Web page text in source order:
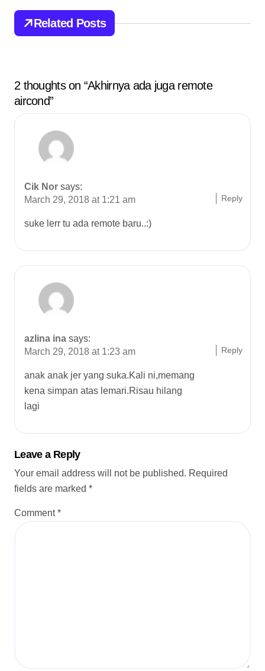
i
g
t
i
Related Posts
2 thoughts on “Akhirnya ada juga remote
aircond”
Cik Nor says:
March 29, 2018 at 1:21 am
suke lerr tu ada remote baru..:)
Reply
azlina ina says:
March 29, 2018 at 1:23 am
anak anak jer yang suka.Kali ni,memang
kena simpan atas lemari.Risau hilang
lagi
Reply
Leave a Reply
Your email address will not be published. Required
fields are marked *
Comment*